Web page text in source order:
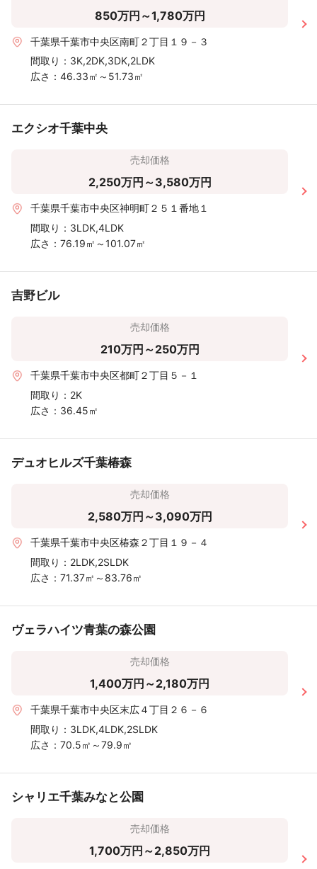
850万円～1,780万円
千葉県千葉市中央区南町２丁目１９－３
間取り： 3K,2DK,3DK,2LDK
広さ： 46.33㎡～51.73㎡
エクシオ千葉中央
売却価格
2,250万円～3,580万円
千葉県千葉市中央区神明町２５１番地１
間取り： 3LDK,4LDK
広さ： 76.19㎡～101.07㎡
吉野ビル
売却価格
210万円～250万円
千葉県千葉市中央区都町２丁目５－１
間取り： 2K
広さ： 36.45㎡
デュオヒルズ千葉椿森
売却価格
2,580万円～3,090万円
千葉県千葉市中央区椿森２丁目１９－４
間取り： 2LDK,2SLDK
広さ： 71.37㎡～83.76㎡
ヴェラハイツ青葉の森公園
売却価格
1,400万円～2,180万円
千葉県千葉市中央区末広４丁目２６－６
間取り： 3LDK,4LDK,2SLDK
広さ： 70.5㎡～79.9㎡
シャリエ千葉みなと公園
売却価格
1,700万円～2,850万円